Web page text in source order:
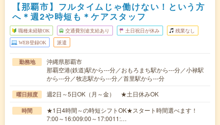
【那覇市】フルタイムじゃ働けない！という方
へ＊週2や時短も＊ケアスタッフ
職種未経験OK 交通費別途支給あり 土日祝日が休み 残業なし
WEB登録OK 派遣
勤務地
沖縄県那覇市
那覇空港(鉄道)駅から---分／おもろまち駅から---分／小禄駅
から---分／牧志駅から---分／首里駅から---分
曜日頻度 週2日～5日OK（月～金） ★土日休みOK
時間
★1日4時間～の時短シフトOK★スタート時間選べます！
7:00～16:009:00～17:0011:…